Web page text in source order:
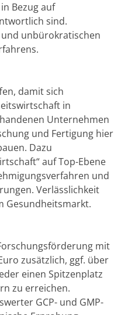
Bezug auf
sind.
unbürokratischen
damit sich
in
Unternehmen
und Fertigung hier
Dazu
auf Top-Ebene
und
Verlässlichkeit
Gesundheitsmarkt.
mit
zusätzlich, ggf. über
einen Spitzenplatz
zu erreichen.
GCP- und GMP-